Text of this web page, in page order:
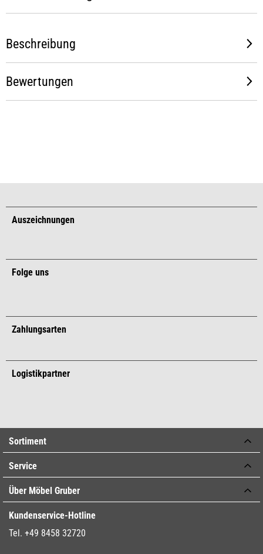
Beschreibung
Bewertungen
Auszeichnungen
Folge uns
Zahlungsarten
Logistikpartner
Sortiment
Service
Über Möbel Gruber
Kundenservice-Hotline
Tel. +49 8458 32720